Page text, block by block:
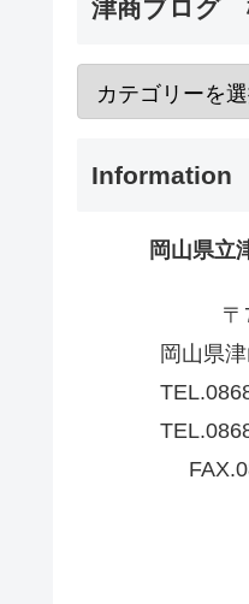
津商ブログ
Information
岡山県立
岡山県